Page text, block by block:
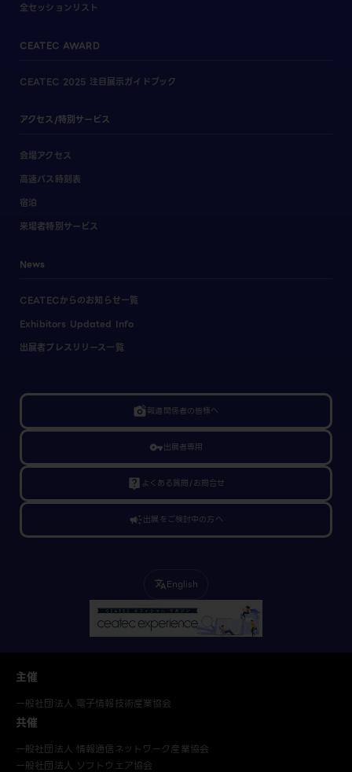
全セッションリスト
CEATEC AWARD
CEATEC 2025 注目展示ガイドブック
アクセス/特別サービス
会場アクセス
高速バス時刻表
宿泊
来場者特別サービス
News
CEATECからのお知らせ一覧
Exhibitors Updated Info
出展者プレスリリース一覧
linked_camera報道関係者の皆様へ
vpn_key出展者専用
live_help よくある質問/お問合せ
campaign出展をご検討中の方へ
translateEnglish
主催
一般社団法人 電子情報技術産業協会
共催
一般社団法人 情報通信ネットワーク産業協会
一般社団法人 ソフトウェア協会